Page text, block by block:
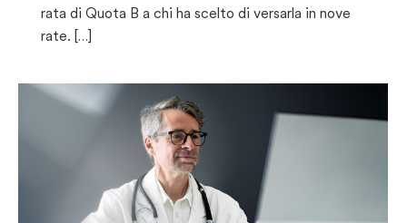
rata di Quota B a chi ha scelto di versarla in nove
rate. […]